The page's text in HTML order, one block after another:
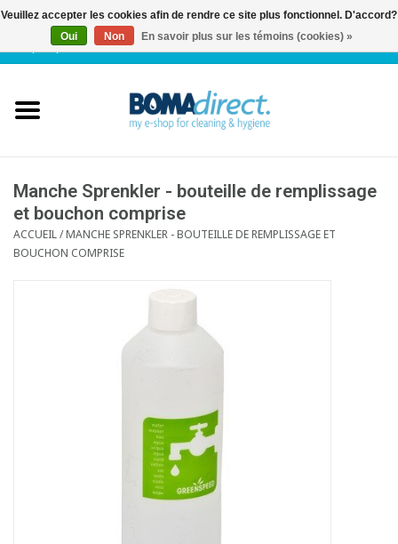
FR| 0 Articles
Service client
Blog
Manche Sprenkler - bouteille de remplissage
et bouchon comprise
ACCUEIL/MANCHE SPRENKLER - BOUTEILLE DE REMPLISSAGE ET
BOUCHON COMPRISE
Veuillez accepter les cookies afin de rendre ce site plus fonctionnel. D'accord?
Oui
Non En savoir plus sur les témoins (cookies) »